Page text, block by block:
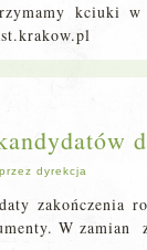
kciuki w
przez dyrekcja
zakończenia
W zamian